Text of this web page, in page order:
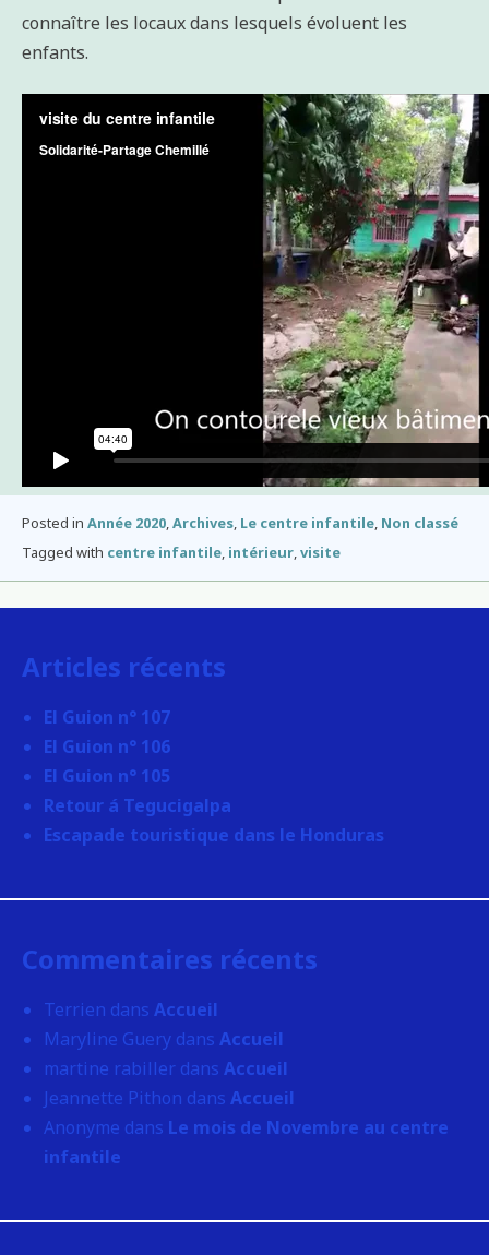
connaître les locaux dans lesquels évoluent les
enfants.
Posted in Année 2020,Archives, Le centre infantile, Non classé
Tagged with centre infantile, intérieur,visite
Articles récents
El Guion n° 107
El Guion n° 106
El Guion n° 105
Retour á Tegucigalpa
Escapade touristique dans le Honduras
Commentaires récents
Terrien dans Accueil
Maryline Guery dans Accueil
martine rabiller dans Accueil
Jeannette Pithon dans Accueil
Anonyme dans Le mois de Novembre au centre
infantile